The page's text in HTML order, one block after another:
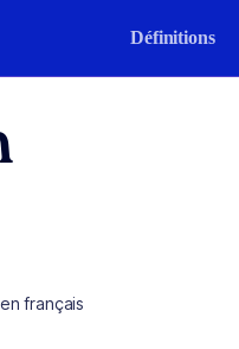
Définitions
français